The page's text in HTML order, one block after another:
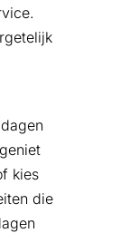
kies
die